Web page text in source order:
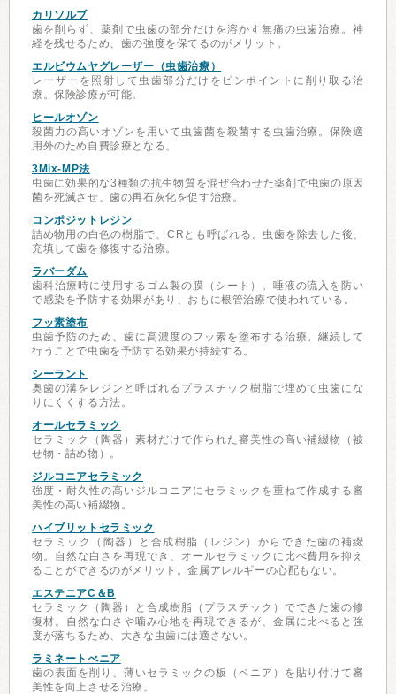
カリソルブ
歯を削らず、薬剤で虫歯の部分だけを溶かす無痛の虫歯治療。神
経を残せるため、歯の強度を保てるのがメリット。
エルビウムヤグレーザー（虫歯治療）
レーザーを照射して虫歯部分だけをピンポイントに削り取る治
療。保険診療が可能。
ヒールオゾン
殺菌力の高いオゾンを用いて虫歯菌を殺菌する虫歯治療。保険適
用外のため自費診療となる。
3Mix-MP法
虫歯に効果的な3種類の抗生物質を混ぜ合わせた薬剤で虫歯の原因
菌を死滅させ、歯の再石灰化を促す治療。
コンポジットレジン
詰め物用の白色の樹脂で、CRとも呼ばれる。虫歯を除去した後、
充填して歯を修復する治療。
ラバーダム
歯科治療時に使用するゴム製の膜（シート）。唾液の流入を防い
で感染を予防する効果があり、おもに根管治療で使われている。
フッ素塗布
虫歯予防のため、歯に高濃度のフッ素を塗布する治療。継続して
行うことで虫歯を予防する効果が持続する。
シーラント
奥歯の溝をレジンと呼ばれるプラスチック樹脂で埋めて虫歯にな
りにくくする方法。
オールセラミック
セラミック（陶器）素材だけで作られた審美性の高い補綴物（被
せ物・詰め物）。
ジルコニアセラミック
強度・耐久性の高いジルコニアにセラミックを重ねて作成する審
美性の高い補綴物。
ハイブリットセラミック
セラミック（陶器）と合成樹脂（レジン）からできた歯の補綴
物。自然な白さを再現でき、オールセラミックに比べ費用を抑え
ることができるのがメリット。金属アレルギーの心配もない。
エステニアC＆B
セラミック（陶器）と合成樹脂（プラスチック）でできた歯の修
復材。自然な白さや噛み心地を再現できるが、金属に比べると強
度が落ちるため、大きな虫歯には適さない。
ラミネートべニア
歯の表面を削り、薄いセラミックの板（ベニア）を貼り付けて審
美性を向上させる治療。